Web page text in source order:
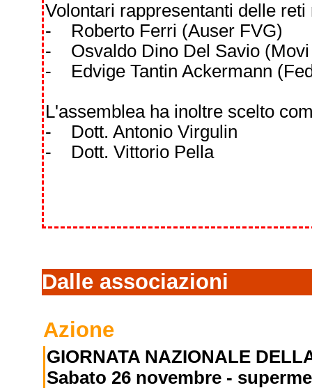
Volontari rappresentanti delle
- Roberto Ferri (Auser FVG)
- Osvaldo Dino Del Savio (Movi
- Edvige Tantin Ackermann
L'assemblea ha inoltre scelto
- Dott. Antonio Virgulin
- Dott. Vittorio Pella
Dalle associazioni
Azione
GIORNATA NAZIONALE
Sabato 26 novembre -